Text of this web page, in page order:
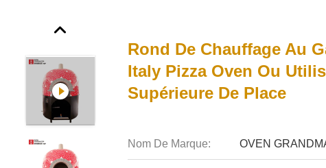
Rond De Chauffage Au
Italy Pizza Oven Ou
Supérieure De Place
Nom De Marque: OVEN